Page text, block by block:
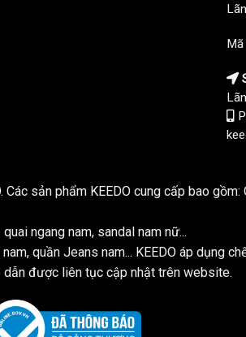
sản phẩm KEEDO cung cấp bao
ngang nam, sandal nam nữ...
quần Jeans nam... KEEDO áp dụng
dẫn được liên tục cập nhật trên website.